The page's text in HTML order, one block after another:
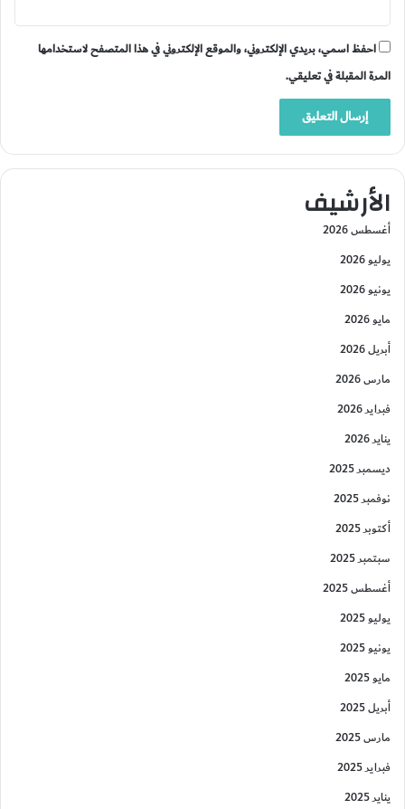
احفظ اسمي، بريدي الإلكتروني، والموقع الإلكتروني في هذا المتصفح لاستخدامها
المرة المقبلة في تعليقي.
الأرشيف
أغسطس 2026
يوليو 2026
يونيو 2026
مايو 2026
أبريل 2026
مارس 2026
فبراير 2026
يناير 2026
ديسمبر 2025
نوفمبر 2025
أكتوبر 2025
سبتمبر 2025
أغسطس 2025
يوليو 2025
يونيو 2025
مايو 2025
أبريل 2025
مارس 2025
فبراير 2025
يناير 2025